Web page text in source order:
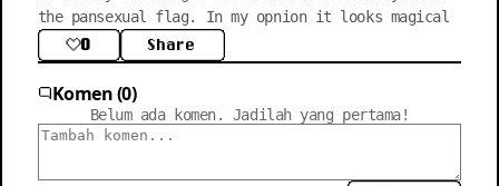
the pansexual flag. In my opnion it looks magical
0 Share
Komen (0)
Belum ada komen. Jadilah yang pertama!